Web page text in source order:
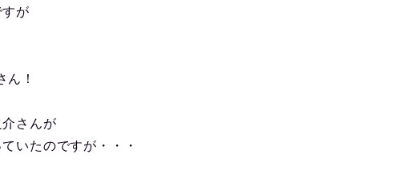
が
ん！
さんが
いたのですが・・・